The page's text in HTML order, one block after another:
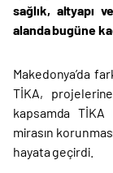
sağlık, altyapı
alanda bugüne
Makedonya’da
TİKA,
kapsamda TİKA
mirasın
hayata geçirdi.